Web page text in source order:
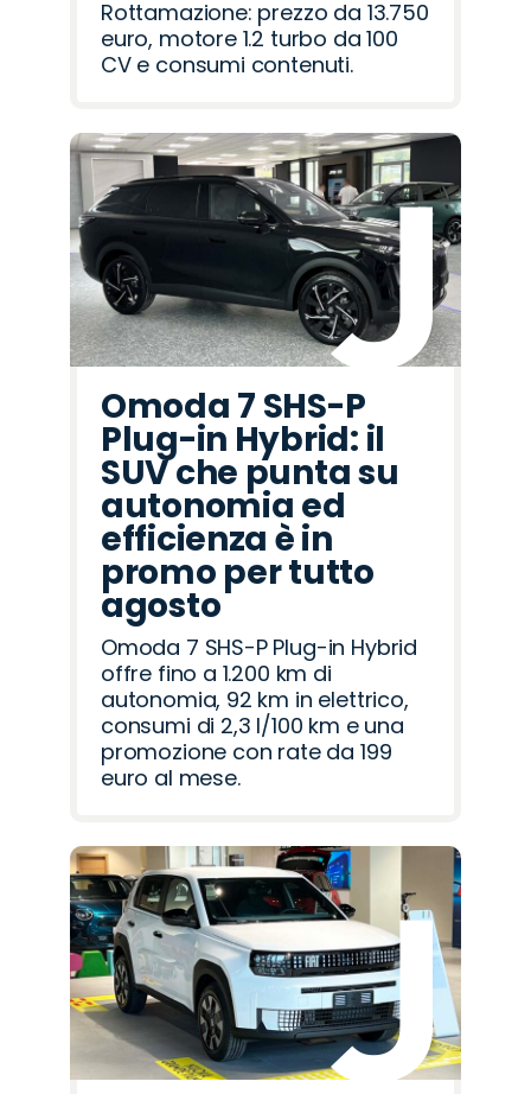
Rottamazione: prezzo da 13.750
euro, motore 1.2 turbo da 100
CV e consumi contenuti.
Omoda 7 SHS-P
Plug-in Hybrid: il
SUV che punta su
autonomia ed
efficienza è in
promo per tutto
agosto
Omoda 7 SHS-P Plug-in Hybrid
offre fino a 1.200 km di
autonomia, 92 km in elettrico,
consumi di 2,3 l/100 km e una
promozione con rate da 199
euro al mese.